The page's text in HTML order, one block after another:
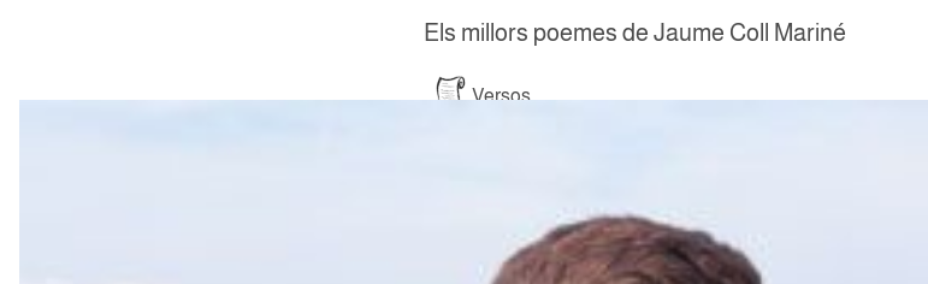
Els millors poemes de Jaume Coll Mariné
Versos